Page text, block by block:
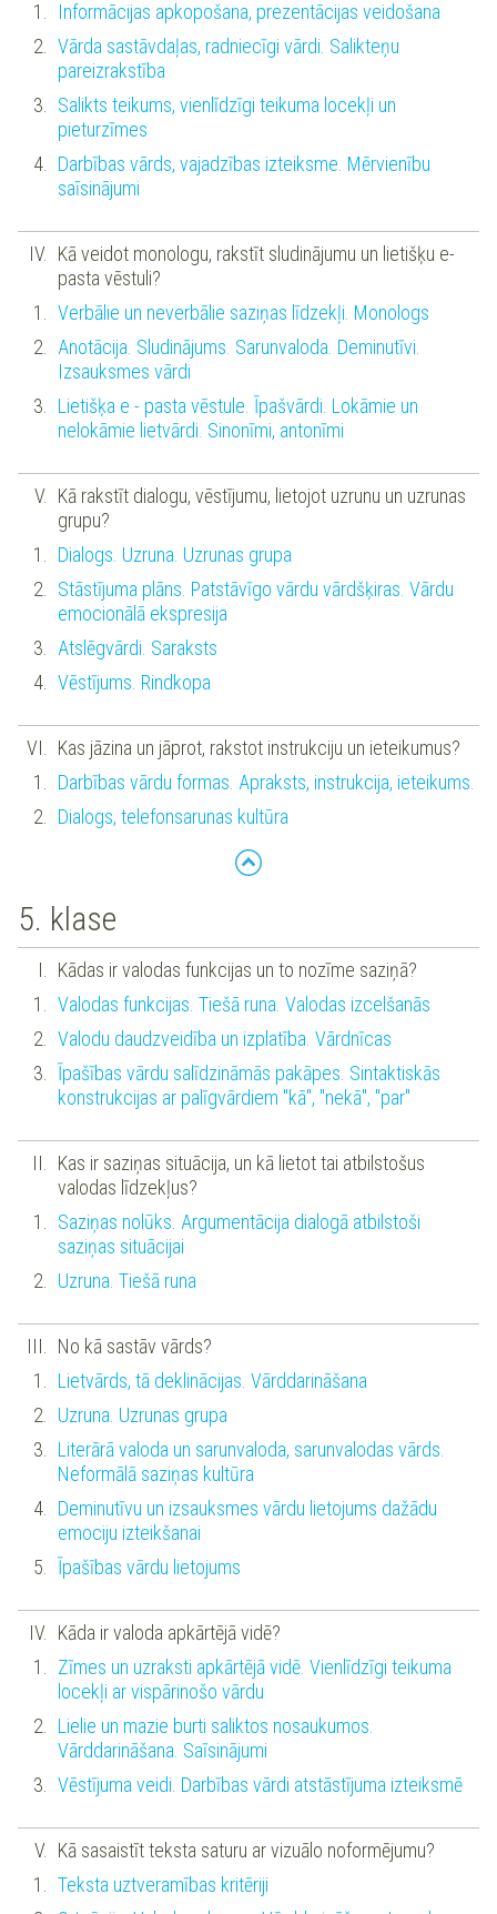
Informācijas apkopošana, prezentācijas veidošana
Vārda sastāvdaļas, radniecīgi vārdi. Salikteņu
pareizrakstība
Salikts teikums, vienlīdzīgi teikuma locekļi un
pieturzīmes
Darbības vārds, vajadzības izteiksme. Mērvienību
saīsinājumi
Kā veidot monologu, rakstīt sludinājumu un lietišķu e-
pasta vēstuli?
Verbālie un neverbālie saziņas līdzekļi. Monologs
Anotācija. Sludinājums. Sarunvaloda. Deminutīvi.
Izsauksmes vārdi
Lietišķa e - pasta vēstule. Īpašvārdi. Lokāmie un
nelokāmie lietvārdi. Sinonīmi, antonīmi
Kā rakstīt dialogu, vēstījumu, lietojot uzrunu un uzrunas
grupu?
Dialogs. Uzruna. Uzrunas grupa
Stāstījuma plāns. Patstāvīgo vārdu vārdšķiras. Vārdu
emocionālā ekspresija
Atslēgvārdi. Saraksts
Vēstījums. Rindkopa
Kas jāzina un jāprot, rakstot instrukciju un ieteikumus?
Darbības vārdu formas. Apraksts, instrukcija, ieteikums.
Dialogs, telefonsarunas kultūra
5. klase
Kādas ir valodas funkcijas un to nozīme saziņā?
Valodas funkcijas. Tiešā runa. Valodas izcelšanās
Valodu daudzveidība un izplatība. Vārdnīcas
Īpašības vārdu salīdzināmās pakāpes. Sintaktiskās
konstrukcijas ar palīgvārdiem "kā", "nekā", "par"
Kas ir saziņas situācija, un kā lietot tai atbilstošus
valodas līdzekļus?
Saziņas nolūks. Argumentācija dialogā atbilstoši
saziņas situācijai
Uzruna. Tiešā runa
No kā sastāv vārds?
Lietvārds, tā deklinācijas. Vārddarināšana
Uzruna. Uzrunas grupa
Literārā valoda un sarunvaloda, sarunvalodas vārds.
Neformālā saziņas kultūra
Deminutīvu un izsauksmes vārdu lietojums dažādu
emociju izteikšanai
Īpašības vārdu lietojums
Kāda ir valoda apkārtējā vidē?
Zīmes un uzraksti apkārtējā vidē. Vienlīdzīgi teikuma
locekļi ar vispārinošo vārdu
Lielie un mazie burti saliktos nosaukumos.
Vārddarināšana. Saīsinājumi
Vēstījuma veidi. Darbības vārdi atstāstījuma izteiksmē
Kā sasaistīt teksta saturu ar vizuālo noformējumu?
Teksta uztveramības kritēriji